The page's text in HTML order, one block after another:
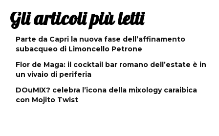
Gli articoli più letti
Parte da Capri la nuova fase dell’affinamento
subacqueo di Limoncello Petrone
Flor de Maga: il cocktail bar romano dell’estate è in
un vivaio di periferia
DOuMIX? celebra l’icona della mixology caraibica
con Mojito Twist